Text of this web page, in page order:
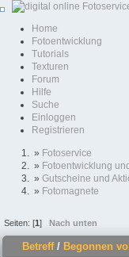
Home
Fotoentwicklung
Tutorials
Texturen
Forum
Hilfe
Suche
Einloggen
Registrieren
» Fotoservice
» Fotoentwicklung
» Gutscheine und
» Fotomagnete
Seiten: [1] Nach unten
Betreff/ Begonnen